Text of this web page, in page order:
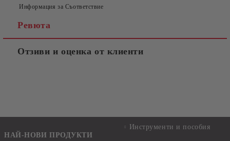
Информация за Съответствие
Ревюта
Отзиви и оценка от клиенти
НАЙ-НОВИ ПРОДУКТИ
Инструменти и пособия